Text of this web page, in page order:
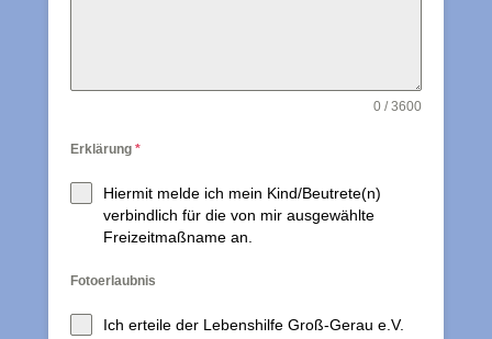
0 / 3600
Erklärung *
Hiermit melde ich mein Kind/Beutrete(n)
verbindlich für die von mir ausgewählte
Freizeitmaßname an.
Fotoerlaubnis
Ich erteile der Lebenshilfe Groß-Gerau e.V.